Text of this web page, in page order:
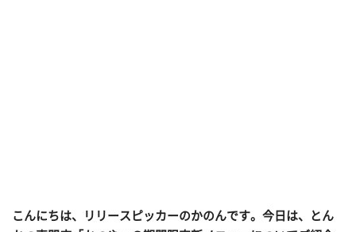
こんにちは、リリースピッカーのかのんです。今日は、とん